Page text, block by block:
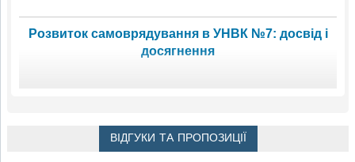
Розвиток самоврядування в УНВК №7: досвід і
досягнення
ВІДГУКИ ТА ПРОПОЗИЦІЇ